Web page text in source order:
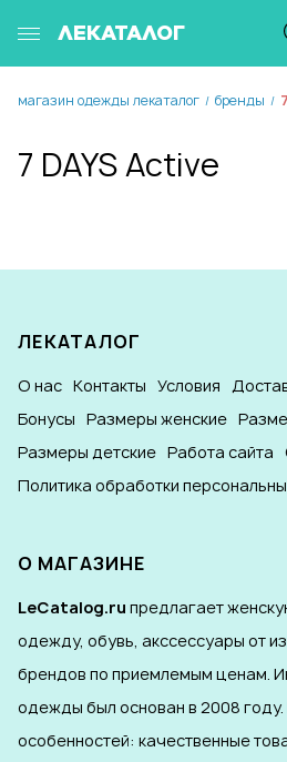
ЛЕКАТАЛОГ
магазин одежды лекаталог / бренды /
7 DAYS Active
ЛЕКАТАЛОГ
О нас Контакты Условия
Бонусы Размеры женские
Размеры детские Работа сайта
Политика обработки
О МАГАЗИНЕ
LeCatalog.ru предлагает
одежду, обувь, акссессуары от
брендов по приемлемым ценам.
одежды был основан в 2008
особенностей: качественные